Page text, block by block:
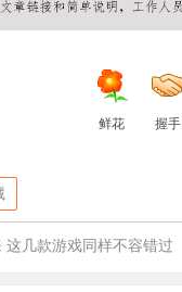
鲜花 握手
这几款游戏同样不容错过